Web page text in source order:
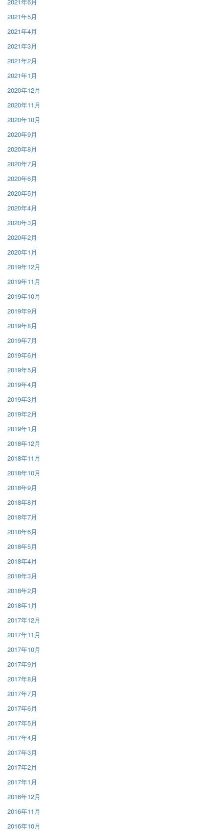
2021年5月
2021年4月
2021年3月
2021年2月
2021年1月
2020年12月
2020年11月
2020年10月
2020年9月
2020年8月
2020年7月
2020年6月
2020年5月
2020年4月
2020年3月
2020年2月
2020年1月
2019年12月
2019年11月
2019年10月
2019年9月
2019年8月
2019年7月
2019年6月
2019年5月
2019年4月
2019年3月
2019年2月
2019年1月
2018年12月
2018年11月
2018年10月
2018年9月
2018年8月
2018年7月
2018年6月
2018年5月
2018年4月
2018年3月
2018年2月
2018年1月
2017年12月
2017年11月
2017年10月
2017年9月
2017年8月
2017年7月
2017年6月
2017年5月
2017年4月
2017年3月
2017年2月
2017年1月
2016年12月
2016年11月
2016年10月